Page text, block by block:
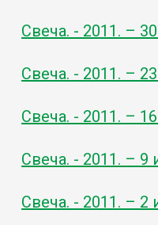
Свеча. - 2011. –
Свеча. - 2011. –
Свеча. - 2011. –
Свеча. - 2011. – 9
Свеча. - 2011. – 2